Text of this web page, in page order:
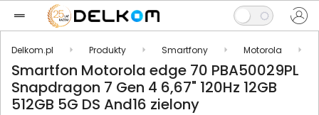
Delkom.pl Produkty Smartfony Motorola
Smartfon Motorola edge 70 PBA50029PL
Snapdragon 7 Gen 4 6,67" 120Hz 12GB
512GB 5G DS And16 zielony